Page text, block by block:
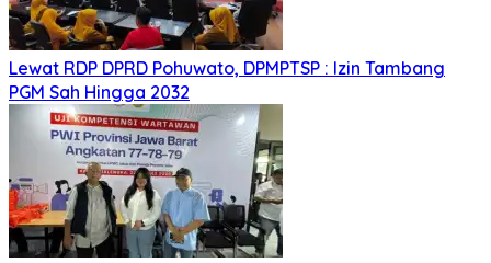
Lewat RDP DPRD Pohuwato, DPMPTSP : Izin Tambang
PGM Sah Hingga 2032